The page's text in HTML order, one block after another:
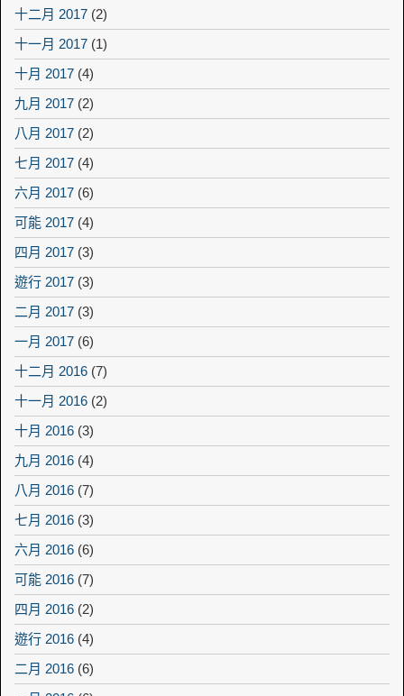
十二月 2017 (2)
十一月 2017 (1)
十月 2017 (4)
九月 2017 (2)
八月 2017 (2)
七月 2017 (4)
六月 2017 (6)
可能 2017 (4)
四月 2017 (3)
遊行 2017 (3)
二月 2017 (3)
一月 2017 (6)
十二月 2016 (7)
十一月 2016 (2)
十月 2016 (3)
九月 2016 (4)
八月 2016 (7)
七月 2016 (3)
六月 2016 (6)
可能 2016 (7)
四月 2016 (2)
遊行 2016 (4)
二月 2016 (6)